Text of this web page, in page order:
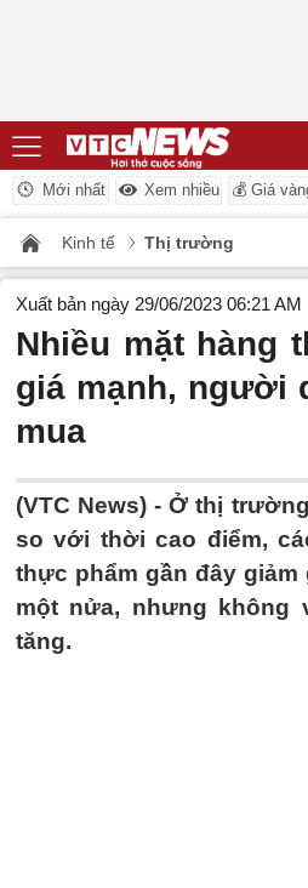
Mới nhất Xem nhiều 💰 Giá
Kinh tế Thị trường
Xuất bản ngày 29/06/2023 06:21 AM
Nhiều mặt hàng
giá mạnh, người
mua
(VTC News) -Ở thị trường
so với thời cao điểm,
thực phẩm gần đây giảm
một nửa, nhưng không
tăng.